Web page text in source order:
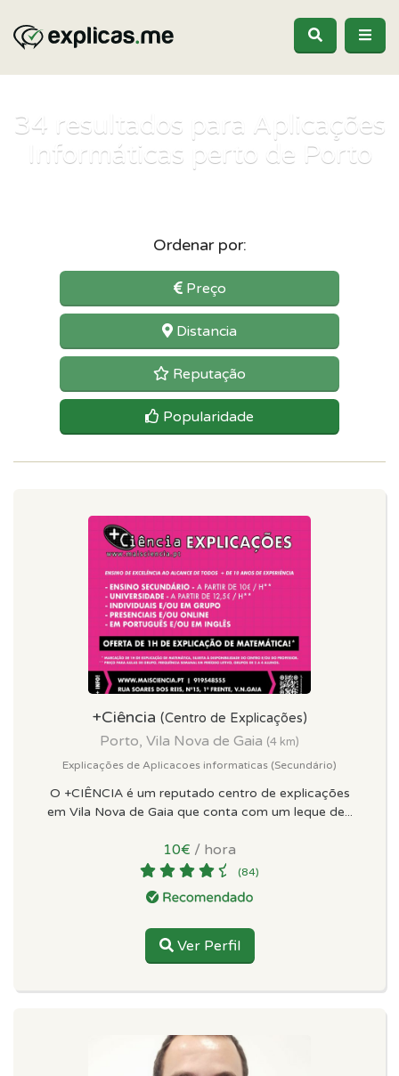
34 resultados para Aplicações
Informáticas perto de Porto
Ordenar por:
Preço
Distancia
Reputação
Popularidade
+Ciência (Centro de Explicações)
Porto, Vila Nova de Gaia (4 km)
Explicações de Aplicacoes informaticas (Secundário)
O +CIÊNCIA é um reputado centro de explicações
em Vila Nova de Gaia que conta com um leque de...
10€ / hora
(84)
Ver Perfil